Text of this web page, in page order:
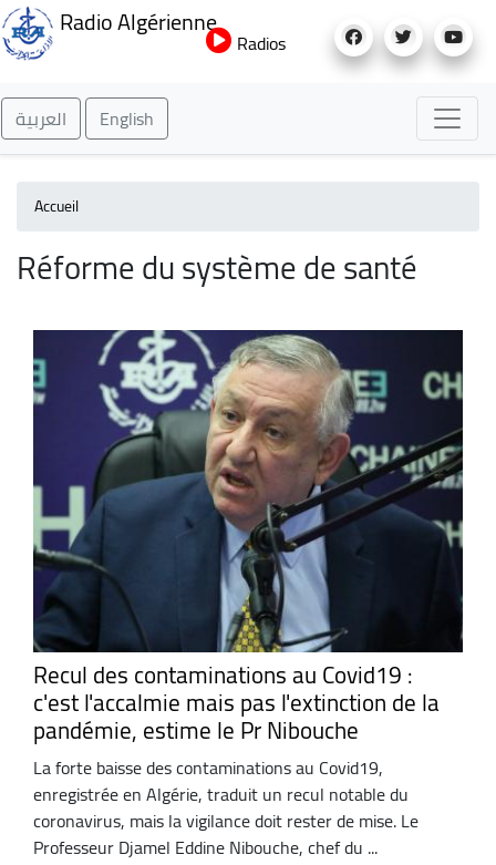
au
Radio Algérienne
Radios
العربية English
Accueil
Réforme du système de santé
Recul des contaminations au Covid19 :
c'est l'accalmie mais pas l'extinction de la
pandémie, estime le Pr Nibouche
La forte baisse des contaminations au Covid19,
enregistrée en Algérie, traduit un recul notable du
coronavirus, mais la vigilance doit rester de mise. Le
Professeur Djamel Eddine Nibouche, chef du ...